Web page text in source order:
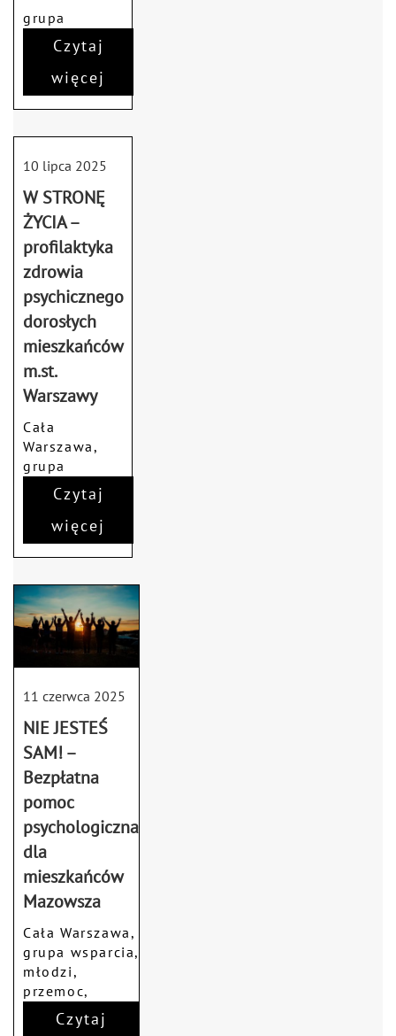
grupa
wsparcia
Czytaj
więcej
10 lipca 2025
W STRONĘ
ŻYCIA –
profilaktyka
zdrowia
psychicznego
dorosłych
mieszkańców
m.st.
Warszawy
Cała
Warszawa,
grupa
wsparcia
Czytaj
więcej
11 czerwca 2025
NIE JESTEŚ
SAM! –
Bezpłatna
pomoc
psychologiczna
dla
mieszkańców
Mazowsza
Cała Warszawa,
grupa wsparcia,
młodzi,
przemoc,
rodzinaCzytaj